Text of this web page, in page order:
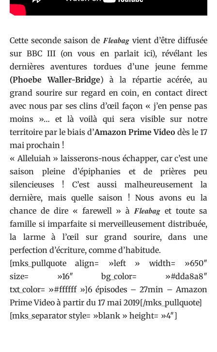
Cette seconde saison de Fleabagvient d’être diffusée
sur BBC III (on vous en parlait ici), révélant les
dernières aventures tordues d’une jeune femme
(Phoebe Waller-Bridge) à la répartie acérée, au
grand sourire sur regard en coin, en contact direct
avec nous par ses clins d’œil façon « j’en pense pas
moins »… et là voilà qui sera visible sur notre
territoire par le biais d’Amazon Prime Video dès le 17
mai prochain !
« Alleluiah » laisserons-nous échapper, car c’est une
saison pleine d’épiphanies et de prières peu
silencieuses ! C’est aussi malheureusement la
dernière, mais quelle saison ! Nous avons eu la
chance de dire « farewell » àFleabag et toute sa
famille si imparfaite si merveilleusement distribuée,
la larme à l’œil sur grand sourire, dans une
perfection d’écriture, comme d’habitude.
[mks_pullquote align= »left » width= »650″
size= »16″ bg_color= »#dda8a8″
txt_color= »#ffffff »]6 épisodes – 27min – Amazon
Prime Video à partir du 17 mai 2019[/mks_pullquote]
[mks_separator style= »blank » height= »4″]